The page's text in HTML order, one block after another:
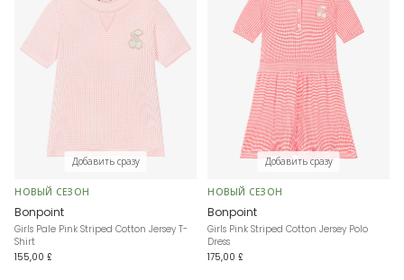
Добавить сразу
НОВЫЙ СЕЗОН
Bonpoint
Girls Pale Pink Striped Cotton Jersey T-
Shirt
155,00 £
Добавить сразу
НОВЫЙ СЕЗОН
Bonpoint
Girls Pink Striped Cotton Jersey Polo
Dress
175,00 £